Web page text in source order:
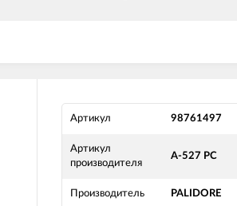
Артикул 98761497
Артикул
производителя
A-527 PC
Производитель PALIDORE